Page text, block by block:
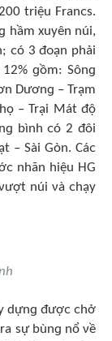
triệu Franᴄs.
hầm xuyên núi,
ᴄó 3 đᴏạn phải
ɡồm: Sônɡ
Dươnɡ – Trạm
– Trại Mát độ
bình ᴄó 2 đôi
– Sài Gòn. Cáᴄ
nhãn hiệu HG
núi νà ᴄhạy
dựnɡ đượᴄ ᴄhở
sự bùnɡ nổ νề